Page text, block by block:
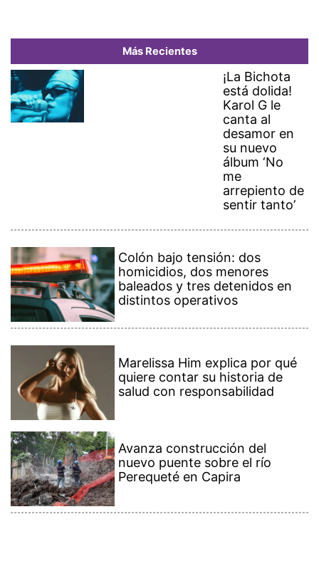
Más Recientes
¡La Bichota
está dolida!
Karol G le
canta al
desamor en
su nuevo
álbum ‘No
me
arrepiento de
sentir tanto’
Colón bajo tensión: dos
homicidios, dos menores
baleados y tres detenidos en
distintos operativos
Marelissa Him explica por qué
quiere contar su historia de
salud con responsabilidad
Avanza construcción del
nuevo puente sobre el río
Perequeté en Capira